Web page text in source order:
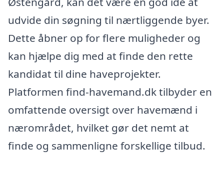
udvide din søgning til nærtliggende byer.
Dette åbner op for flere muligheder og
kan hjælpe dig med at finde den rette
kandidat til dine haveprojekter.
Platformen find-havemand.dk tilbyder en
omfattende oversigt over havemænd i
nærområdet, hvilket gør det nemt at
finde og sammenligne forskellige tilbud.